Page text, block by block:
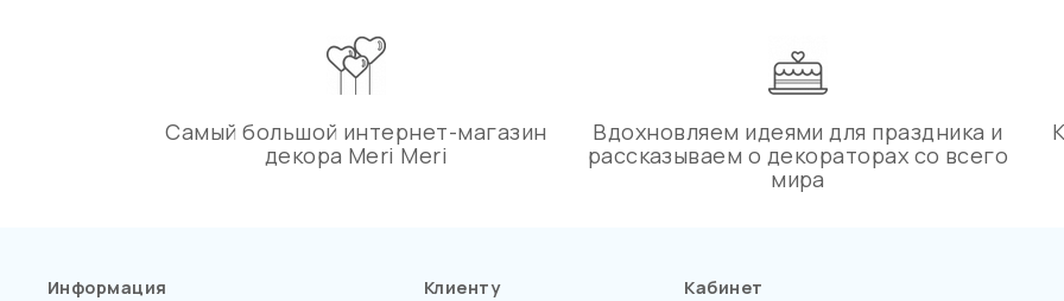
Самый большой интернет-магазин
декора Meri Meri
Вдохновляем идеями для праздника и
рассказываем о декораторах со всего
мира
Информация
Клиенту
Кабинет